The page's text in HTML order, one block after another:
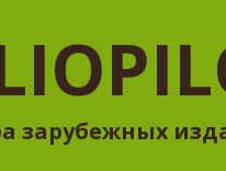
зарубежных